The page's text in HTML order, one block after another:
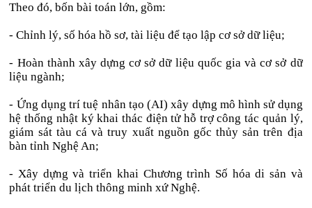
Theo đó, bốn bài toán lớn, gồm:
- Chỉnh lý, số hóa hồ sơ, tài liệu để tạo lập cơ sở dữ liệu;
- Hoàn thành xây dựng cơ sở dữ liệu quốc gia và cơ sở dữ
liệu ngành;
- Ứng dụng trí tuệ nhân tạo (AI) xây dựng mô hình sử dụng
hệ thống nhật ký khai thác điện tử hỗ trợ công tác quản lý,
giám sát tàu cá và truy xuất nguồn gốc thủy sản trên địa
bàn tỉnh Nghệ An;
- Xây dựng và triển khai Chương trình Số hóa di sản và
phát triển du lịch thông minh xứ Nghệ.